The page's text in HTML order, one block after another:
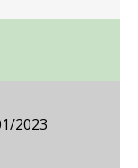
2023